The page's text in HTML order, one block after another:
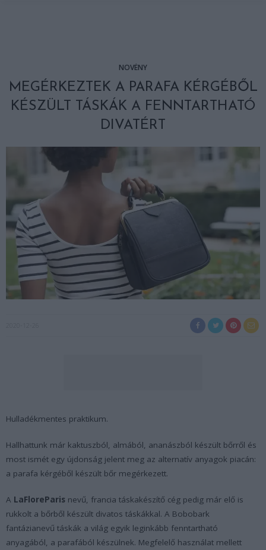
NÖVÉNY
MEGÉRKEZTEK A PARAFA KÉRGÉBŐL
KÉSZÜLT TÁSKÁK A FENNTARTHATÓ
DIVATÉRT
Hulladékmentes praktikum.
Hallhattunk már kaktuszból, almából, ananászból készült bőrről és
most ismét egy újdonság jelent meg az alternatív anyagok piacán:
a parafa kérgéből készült bőr megérkezett.
A LaFloreParis nevű, francia táskakészítő cég pedig már elő is
rukkolt a bőrből készült divatos táskákkal. A Bobobark
fantázianevű táskák a világ egyik leginkább fenntartható
anyagából, a parafából készülnek. Megfelelő használat mellett